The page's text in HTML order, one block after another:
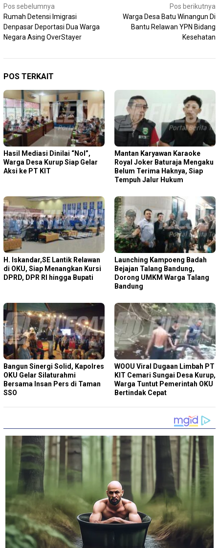
Navigasi
pos
Pos sebelumnya
Rumah Detensi Imigrasi
Denpasar Deportasi Dua Warga
Negara Asing OverStayer
Pos berikutnya
Warga Desa Batu Winangun Di
Bantu Relawan YPN Bidang
Kesehatan
POS TERKAIT
Hasil Mediasi Dinilai “Nol”,
Warga Desa Kurup Siap Gelar
Aksi ke PT KIT
Mantan Karyawan Karaoke
Royal Joker Baturaja Mengaku
Belum Terima Haknya, Siap
Tempuh Jalur Hukum
H. Iskandar,SE Lantik Relawan
di OKU, Siap Menangkan Kursi
DPRD, DPR RI hingga Bupati
Launching Kampoeng Badah
Bejajan Talang Bandung,
Dorong UMKM Warga Talang
Bandung
Bangun Sinergi Solid, Kapolres
OKU Gelar Silaturahmi
Bersama Insan Pers di Taman
SSO
WOOU Viral Dugaan Limbah PT
KIT Cemari Sungai Desa Kurup,
Warga Tuntut Pemerintah OKU
Bertindak Cepat